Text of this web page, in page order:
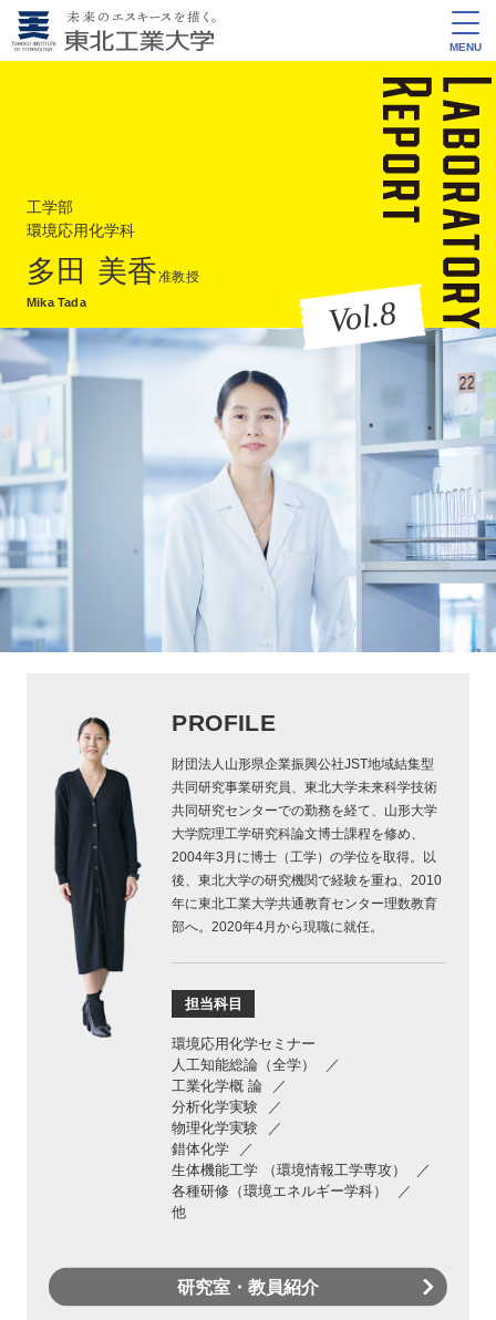
MENU
Vol.8
工学部
環境応用化学科
多田 美香准教授
Mika Tada
PROFILE
財団法人山形県企業振興公社JST地域結集型
共同研究事業研究員、東北大学未来科学技術
共同研究センターでの勤務を経て、山形大学
大学院理工学研究科論文博士課程を修め、
2004年3月に博士（工学）の学位を取得。以
後、東北大学の研究機関で経験を重ね、2010
年に東北工業大学共通教育センター理数教育
部へ。2020年4月から現職に就任。
担当科目
環境応用化学セミナー
人工知能総論（全学）
工業化学概 論
分析化学実験
物理化学実験
錯体化学
生体機能工学 （環境情報工学専攻）
各種研修（環境エネルギー学科）
他
研究室・教員紹介